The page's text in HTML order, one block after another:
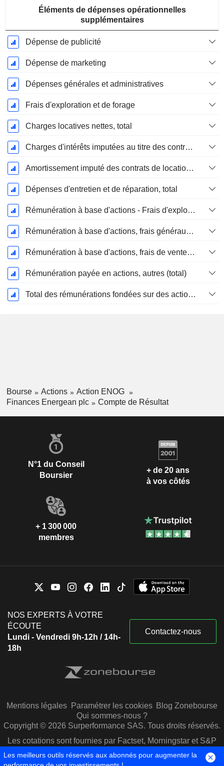
Éléments de dépenses opérationnelles
supplémentaires
Dépense de publicité
Dépense de marketing
Dépenses générales et administratives
Frais d'exploration et de forage
Charges locatives nettes, total
Charges d'intérêts imputées au titre des contrats de location
Amortissement imputé des contrats de location simple
Dépenses d'entretien et de réparation, total
Rémunération à base d'actions - Frais d'exploration / Frais de forage, total
Rémunération à base d'actions, frais généraux et administratifs (total)
Rémunération à base d'actions, frais de vente et d'administration (total)
Rémunération payée en actions, autres (total)
Total des rémunérations fondées sur des actions
Bourse Actions
Action ENOG
Finances Energean plc
Compte de Résultat
N°1 du Conseil
Boursier
+ de 20 ans
à vos côtés
+ 1 300 000
membres
NOS EXPERTS À VOTRE
ÉCOUTE
Lundi - Vendredi 9h-12h / 14h-
18h
Contactez-nous
Mentions légales Paramétrer les cookies Blog Zonebourse
Qui sommes-nous ?
Copyright © 2026 Surperformance SAS. Tous droits réservés.
Les cotations sont fournies par Factset, Morningstar et S&P
Capital IQ
Les meilleurs outils réservés aux abonnés pour augmenter la